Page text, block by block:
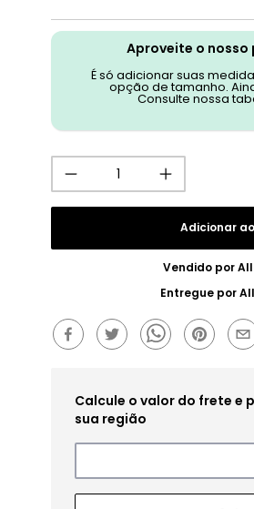
Aproveite o
É só adicionar suas
opção de tamanho.
Consulte nossa
Adicionar
Vendido por
Entregue por